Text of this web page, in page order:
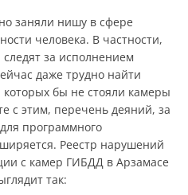
заняли нишу в сфере
человека. В частности,
за исполнением
даже трудно найти
бы не стояли камеры
с этим, перечень деяний, за
программного
Реестр нарушений
с камер ГИБДД в Арзамасе
так: